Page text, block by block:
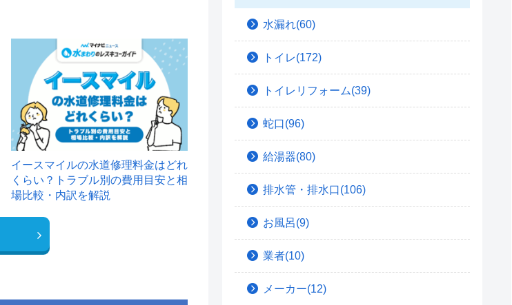
イースマイルの水道修理料金はどれ
くらい？トラブル別の費用目安と相
場比較・内訳を解説
水漏れ(60)
トイレ(172)
トイレリフォーム(39)
蛇口(96)
給湯器(80)
排水管・排水口(106)
お風呂(9)
業者(10)
メーカー(12)